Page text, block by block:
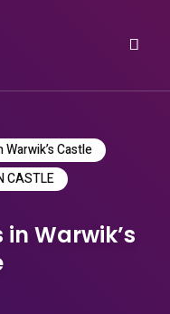
Castle
CASTLE
in Warwik’s